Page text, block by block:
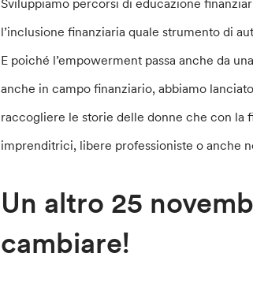
l’inclusione finanziaria quale strumento di
E poiché l’empowerment passa anche da una
anche in campo finanziario, abbiamo
raccogliere le storie delle donne che con la
imprenditrici, libere professioniste o anche
Un altro 25
cambiare!